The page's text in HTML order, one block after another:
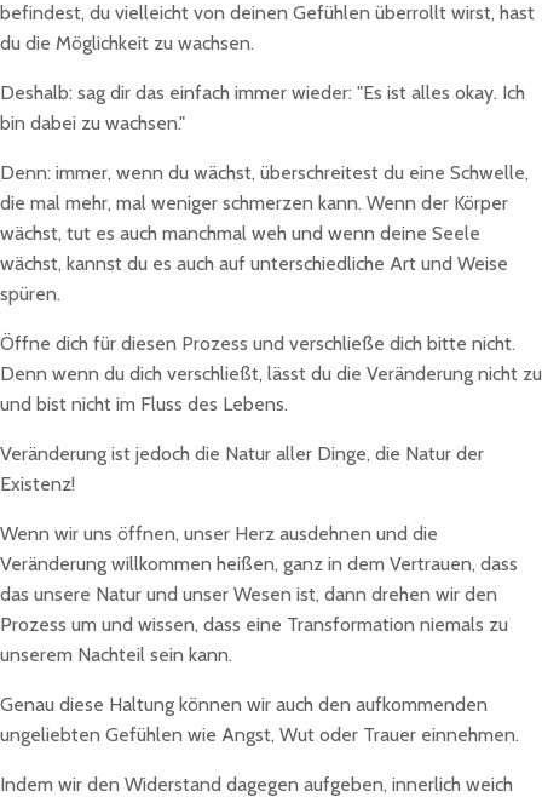
befindest, du vielleicht von deinen Gefühlen überrollt wirst, hast
du die Möglichkeit zu wachsen.
Deshalb: sag dir das einfach immer wieder: "Es ist alles okay. Ich
bin dabei zu wachsen."
Denn: immer, wenn du wächst, überschreitest du eine Schwelle,
die mal mehr, mal weniger schmerzen kann. Wenn der Körper
wächst, tut es auch manchmal weh und wenn deine Seele
wächst, kannst du es auch auf unterschiedliche Art und Weise
spüren.
Öffne dich für diesen Prozess und verschließe dich bitte nicht.
Denn wenn du dich verschließt, lässt du die Veränderung nicht zu
und bist nicht im Fluss des Lebens.
Veränderung ist jedoch die Natur aller Dinge, die Natur der
Existenz!
Wenn wir uns öffnen, unser Herz ausdehnen und die
Veränderung willkommen heißen, ganz in dem Vertrauen, dass
das unsere Natur und unser Wesen ist, dann drehen wir den
Prozess um und wissen, dass eine Transformation niemals zu
unserem Nachteil sein kann.
Genau diese Haltung können wir auch den aufkommenden
ungeliebten Gefühlen wie Angst, Wut oder Trauer einnehmen.
Indem wir den Widerstand dagegen aufgeben, innerlich weich